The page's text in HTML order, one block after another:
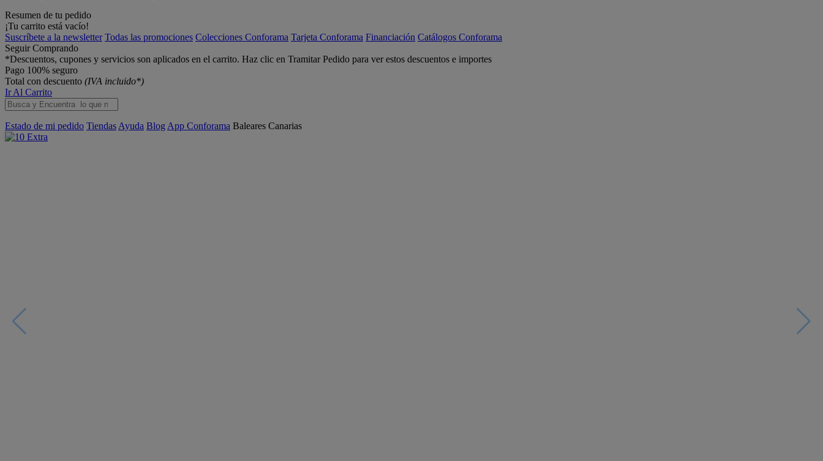
Resumen de tu pedido
¡Tu carrito está vacío!
Suscríbete a la newsletter Todas las promociones Colecciones Conforama Tarjeta Conforama Financiación Catálogos Conforama
Seguir Comprando
*Descuentos, cupones y servicios son aplicados en el carrito. Haz clic en Tramitar Pedido para ver estos descuentos e importes
Pago 100% seguro
Total con descuento (IVA incluido*)
Ir Al Carrito
Estado de mi pedido Tiendas Ayuda Blog App Conforama Baleares Canarias